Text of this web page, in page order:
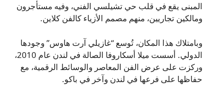
المبنى يقع في قلب حي تشيلسي الفني، وفيه مستأجرون
ومالكين تجاريين، منهم مصمم الأزياء كالفن كلاين.
وبامتلاك هذا المكان، تُوسع “غازيلي آرت هاوس” وجودها
الدولي. أسست ميلا أسكاروفا الصالة في لندن عام 2010،
وركزت على عرض الفن المعاصر والوسائط الرقمية، مع
حفاظها على فرعها في لندن وآخر في باكو.